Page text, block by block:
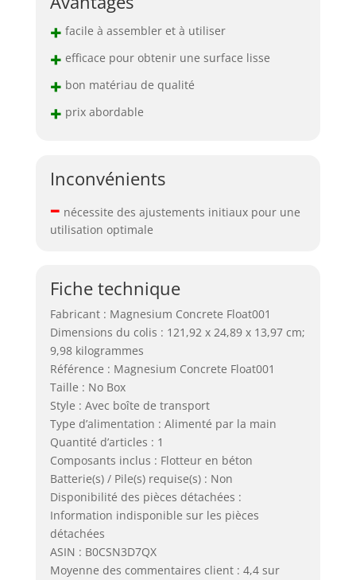
+ facile à assembler et à utiliser
+ efficace pour obtenir une surface lisse
+ bon matériau de qualité
+ prix abordable
Inconvénients
– nécessite des ajustements initiaux pour une
utilisation optimale
Fiche technique
Fabricant : Magnesium Concrete Float001
Dimensions du colis : 121,92 x 24,89 x 13,97 cm;
9,98 kilogrammes
Référence : Magnesium Concrete Float001
Taille : No Box
Style : Avec boîte de transport
Type d’alimentation : Alimenté par la main
Quantité d’articles : 1
Composants inclus : Flotteur en béton
Batterie(s) / Pile(s) requise(s) : Non
Disponibilité des pièces détachées :
Information indisponible sur les pièces
détachées
ASIN : B0CSN3D7QX
Moyenne des commentaires client : 4,4 sur